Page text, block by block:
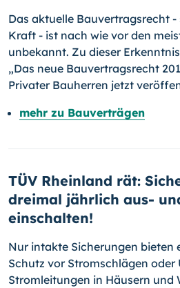
Das aktuelle Bauvertragsrecht -
Kraft - ist nach wie vor den
unbekannt. Zu dieser
„Das neue Bauvertragsrecht
Privater Bau­herren jetzt
mehr zu Bauverträgen
TÜV Rheinland rät:
dreimal jährlich aus-
einschalten!
Nur intakte Sicherungen bieten
Schutz vor Stromschlägen oder
Stromleitungen in Häusern und